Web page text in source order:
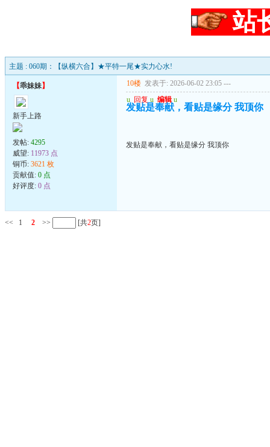
站
主题 : 060期：【纵横六合】★平特一尾★实力心水!
【乖妹妹】
新手上路
发帖: 4295
威望: 11973 点
铜币: 3621 枚
贡献值: 0 点
好评度: 0 点
10楼 发表于: 2026-06-02 23:05 ---
u 回复 u 编辑 u
发贴是奉献，看贴是缘分 我顶你
发贴是奉献，看贴是缘分 我顶你
<< 1 2 >> [共2页]